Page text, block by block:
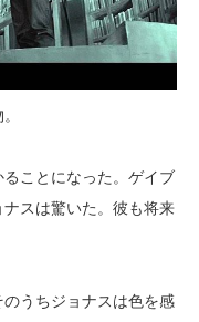
ことになった。ゲイブ
スは驚いた。彼も将来
うちジョナスは色を感